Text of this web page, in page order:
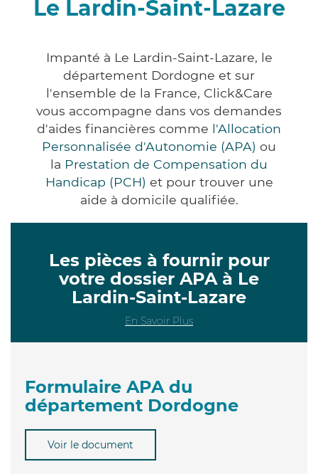
Le Lardin-Saint-Lazare
Impanté à Le Lardin-Saint-Lazare, le
département Dordogne et sur
l'ensemble de la France, Click&Care
vous accompagne dans vos demandes
d'aides financières comme l'Allocation
Personnalisée d'Autonomie (APA) ou
la Prestation de Compensation du
Handicap (PCH) et pour trouver une
aide à domicile qualifiée.
Les pièces à fournir pour
votre dossier APA à Le
Lardin-Saint-Lazare
En Savoir Plus
Formulaire APA du
département Dordogne
Voir le document